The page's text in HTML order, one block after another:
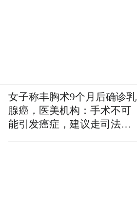
女子称丰胸术9个月后确诊乳
腺癌，医美机构：手术不可
能引发癌症，建议走司法途